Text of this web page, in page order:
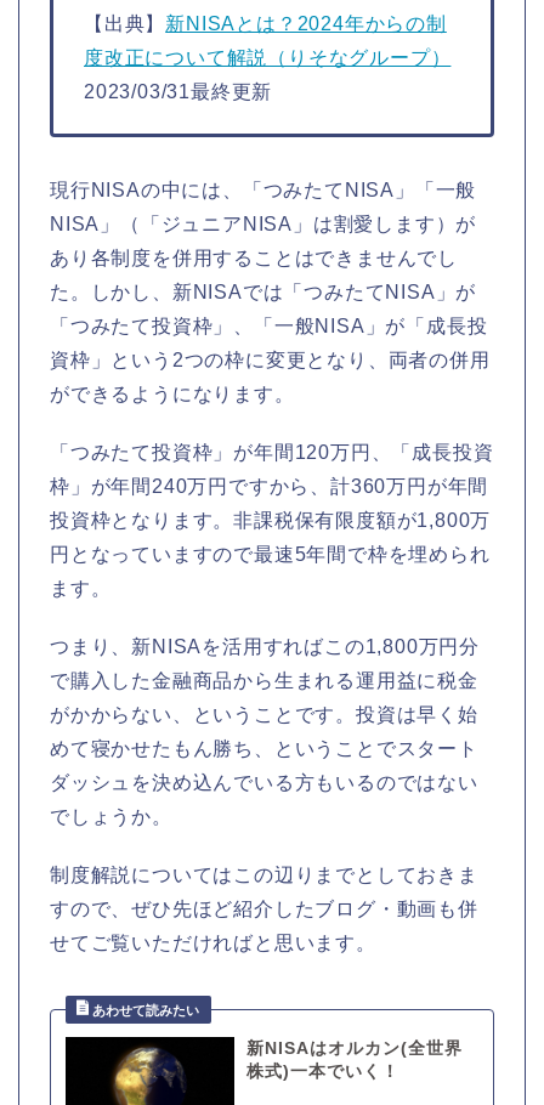
【出典】 新NISAとは？2024年からの制
度改正について解説（りそなグループ）
2023/03/31最終更新
現行NISAの中には、「つみたてNISA」「一般
NISA」（「ジュニアNISA」は割愛します）が
あり各制度を併用することはできませんでし
た。しかし、新NISAでは「つみたてNISA」が
「つみたて投資枠」、「一般NISA」が「成長投
資枠」という2つの枠に変更となり、両者の併用
ができるようになります。
「つみたて投資枠」が年間120万円、「成長投資
枠」が年間240万円ですから、計360万円が年間
投資枠となります。非課税保有限度額が1,800万
円となっていますので最速5年間で枠を埋められ
ます。
つまり、新NISAを活用すればこの1,800万円分
で購入した金融商品から生まれる運用益に税金
がかからない、ということです。投資は早く始
めて寝かせたもん勝ち、ということでスタート
ダッシュを決め込んでいる方もいるのではない
でしょうか。
制度解説についてはこの辺りまでとしておきま
すので、ぜひ先ほど紹介したブログ・動画も併
せてご覧いただければと思います。
新NISAはオルカン(全世界
株式)一本でいく！